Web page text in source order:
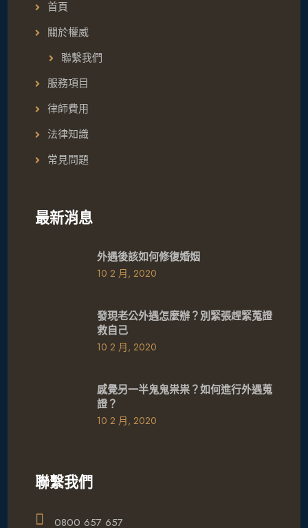
首頁
關於權威
聯繫我們
服務項目
律師費用
法律知識
常見問題
最新消息
外遇後該如何修復婚姻
10 2 月, 2020
發現老公外遇怎麼辦？別緊張趕緊蒐證
救自己
10 2 月, 2020
感覺另一半鬼鬼祟祟？如何進行外遇蒐
證？
10 2 月, 2020
聯繫我們
0800 657 657